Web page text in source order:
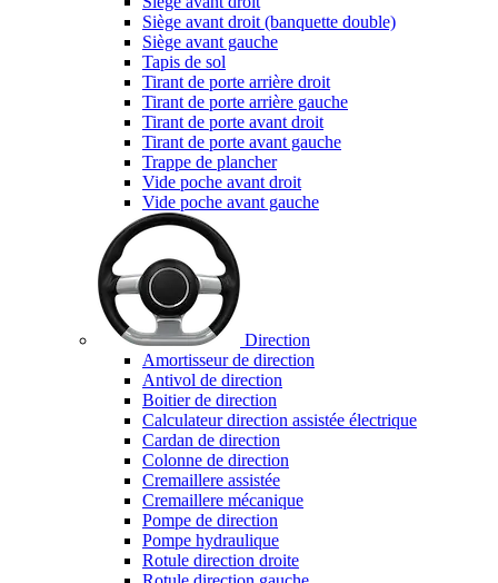
Siège avant droit (banquette double)
Siège avant gauche
Tapis de sol
Tirant de porte arrière droit
Tirant de porte arrière gauche
Tirant de porte avant droit
Tirant de porte avant gauche
Trappe de plancher
Vide poche avant droit
Vide poche avant gauche
Direction
Amortisseur de direction
Antivol de direction
Boitier de direction
Calculateur direction assistée électrique
Cardan de direction
Colonne de direction
Cremaillere assistée
Cremaillere mécanique
Pompe de direction
Pompe hydraulique
Rotule direction droite